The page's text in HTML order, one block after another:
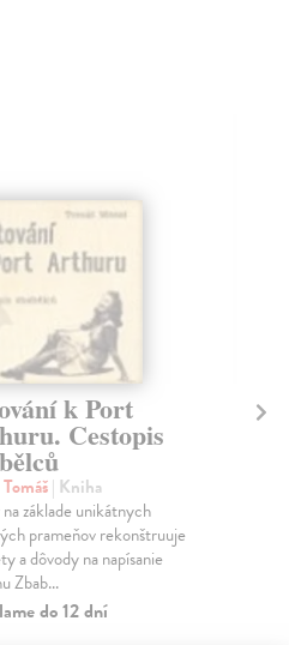
k Port
Cestopis
| Kniha
základe unikátnych
prameňov rekonštruuje
a dôvody na napísanie
Zbab...
do 12 dní